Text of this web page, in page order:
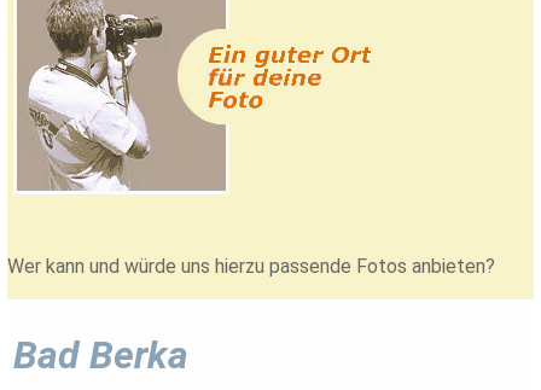
Wer kann und würde uns hierzu passende Fotos anbieten?
Bad Berka